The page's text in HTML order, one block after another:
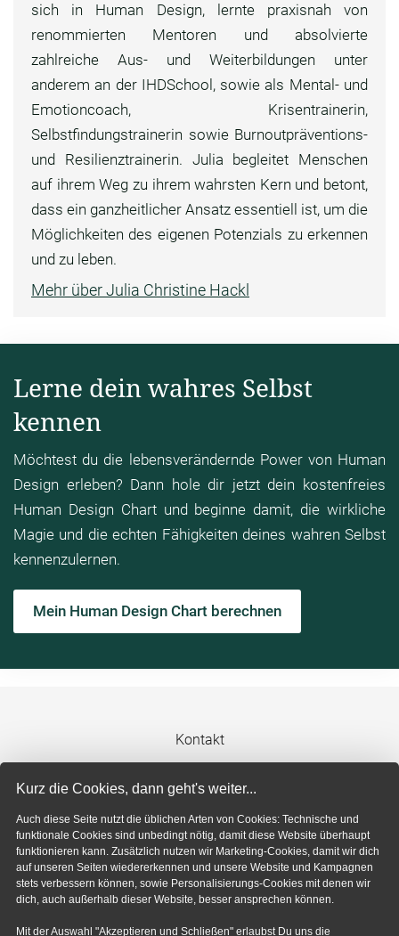
Kurz die Cookies, dann geht's weiter...
Auch diese Seite nutzt die üblichen Arten von Cookies: Technische und
funktionale Cookies sind unbedingt nötig, damit diese Website überhaupt
funktionieren kann. Zusätzlich nutzen wir Marketing-Cookies, damit wir dich
auf unseren Seiten wiedererkennen und unsere Website und Kampagnen
stets verbessern können, sowie Personalisierungs-Cookies mit denen wir
dich, auch außerhalb dieser Website, besser ansprechen können.
Mit der Auswahl "Akzeptieren und Schließen" erlaubst Du uns die
sich in Human Design, lernte praxisnah von
renommierten Mentoren und absolvierte
zahlreiche Aus- und Weiterbildungen unter
anderem an der IHDSchool, sowie als Mental- und
Emotioncoach, Krisentrainerin,
Selbstfindungstrainerin sowie Burnoutpräventions-
und Resilienztrainerin. Julia begleitet Menschen
auf ihrem Weg zu ihrem wahrsten Kern und betont,
dass ein ganzheitlicher Ansatz essentiell ist, um die
Möglichkeiten des eigenen Potenzials zu erkennen
und zu leben.
Mehr über Julia Christine Hackl
Lerne dein wahres Selbst
kennen
Möchtest du die lebensverändernde Power von Human
Design erleben? Dann hole dir jetzt dein kostenfreies
Human Design Chart und beginne damit, die wirkliche
Magie und die echten Fähigkeiten deines wahren Selbst
kennenzulernen.
Mein Human Design Chart berechnen
Kontakt
Impressum
Datenschutzerklärung
Cookie-Einstellungen